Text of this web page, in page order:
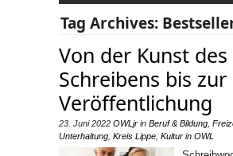
Tag Archives:
Von der Kunst des
Schreibens bis zur
Veröffentlichung
23. Juni 2022 OWLjr in Beruf & Bildung
Unterhaltung Kreis Lippe Kultur in OWL